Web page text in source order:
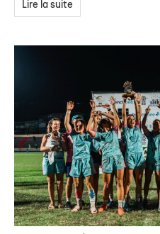
Lire la suite